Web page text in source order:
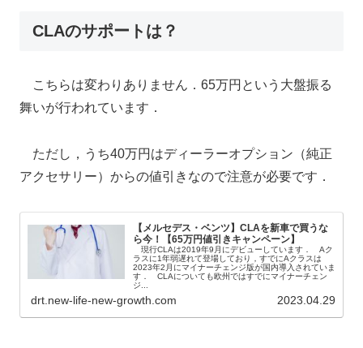
CLAのサポートは？
こちらは変わりありません．65万円という大盤振る
舞いが行われています．
ただし，うち40万円はディーラーオプション（純正
アクセサリー）からの値引きなので注意が必要です．
【メルセデス・ベンツ】CLAを新車で買うな
ら今！【65万円値引きキャンペーン】
現行CLAは2019年9月にデビューしています． Aク
ラスに1年弱遅れて登場しており，すでにAクラスは
2023年2月にマイナーチェンジ版が国内導入されていま
す． CLAについても欧州ではすでにマイナーチェン
ジ...
drt.new-life-new-growth.com 2023.04.29